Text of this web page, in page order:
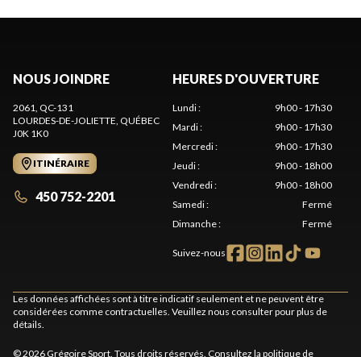
NOUS JOINDRE
2061, QC-131
LOURDES-DE-JOLIETTE, QUÉBEC
J0K 1K0
ITINÉRAIRE
450 752-2201
HEURES D'OUVERTURE
Lundi:
9h00 - 17h30
Mardi:
9h00 - 17h30
Mercredi:
9h00 - 17h30
Jeudi:
9h00 - 18h00
Vendredi:
9h00 - 18h00
Samedi:
Fermé
Dimanche: Fermé
Suivez-nous
Les données affichées sont à titre indicatif seulement et ne peuvent être
considérées comme contractuelles. Veuillez nous consulter pour plus de
détails.
© 2026 Grégoire Sport. Tous droits réservés. Consultez la politique de